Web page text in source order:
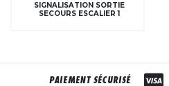
SIGNALISATION SORTIE
SECOURS ESCALIER 1
PAIEMENT SÉCURISÉ